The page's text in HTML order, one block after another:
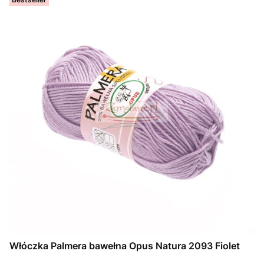
Włóczka Palmera bawełna Opus Natura 2093 Fiolet